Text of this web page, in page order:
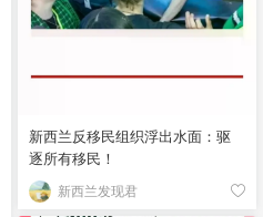
新西兰反移民组织浮出水面：驱
逐所有移民！
新西兰发现君